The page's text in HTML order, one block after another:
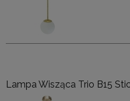
Lampa Wisząca Trio B15